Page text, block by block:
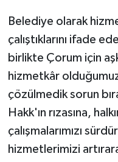
Belediye olarak
çalıştıklarını ifade
birlikte Çorum için
hizmetkâr
çözülmedik sorun
Hakk'ın rızasına,
çalışmalarımızı
hizmetlerimizi